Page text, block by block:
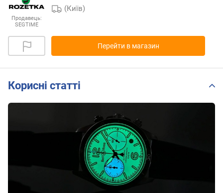
Продавець:
SEGTIME
(Київ)
Перейти в магазин
Корисні статті